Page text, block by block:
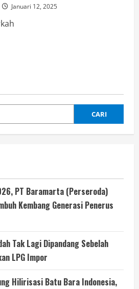
Januari 12, 2025
CARI
PT Baramarta (Perseroda)
Kembang Generasi Penerus
Tak Lagi Dipandang Sebelah
LPG Impor
Hilirisasi Batu Bara Indonesia,